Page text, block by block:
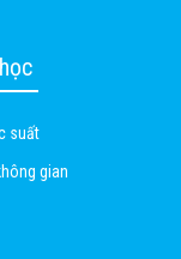
suất
gian